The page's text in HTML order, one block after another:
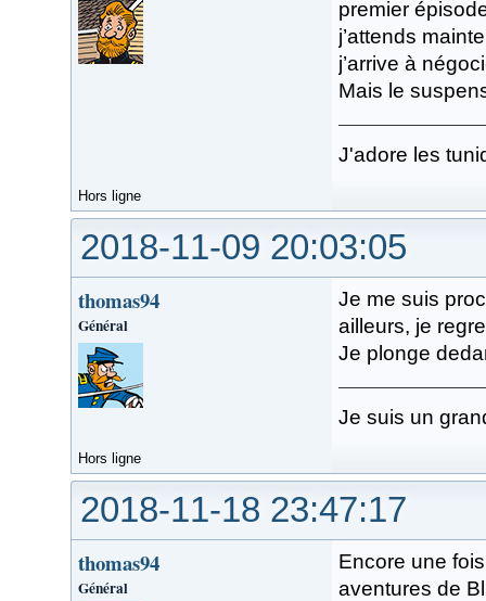
premier
j’attends
j’arrive à
Mais le
J'adore les
Hors ligne
2018-11-09 20:03:05
thomas94
Général
Je me suis
ailleurs, je
Je plonge
Je suis un
Hors ligne
2018-11-18 23:47:17
thomas94
Général
Encore une
aventures de